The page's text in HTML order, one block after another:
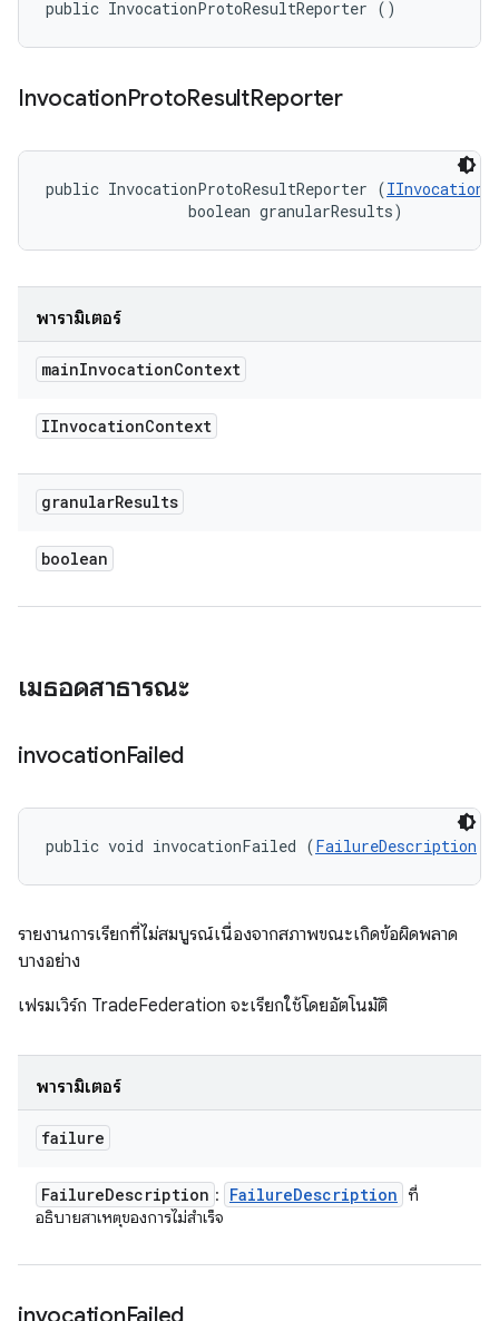
public InvocationProtoResultReporter ()
InvocationProtoResultReporter
public InvocationProtoResultReporter (
                boolean granularResults)
พารามิเตอร์
mainInvocationContext
IInvocationContext
granularResults
boolean
เมธอดสาธารณะ
invocationFailed
public void invocationFailed (FailureDescription
รายงานการเรียกที่ไม่สมบูรณ์เนื่องจากสภาพขณะเกิดข้อผิดพลาด
บางอย่าง
เฟรมเวิร์ก TradeFederation จะเรียกใช้โดยอัตโนมัติ
พารามิเตอร์
failure
FailureDescription : FailureDescription ที่
อธิบายสาเหตุของการไม่สําเร็จ